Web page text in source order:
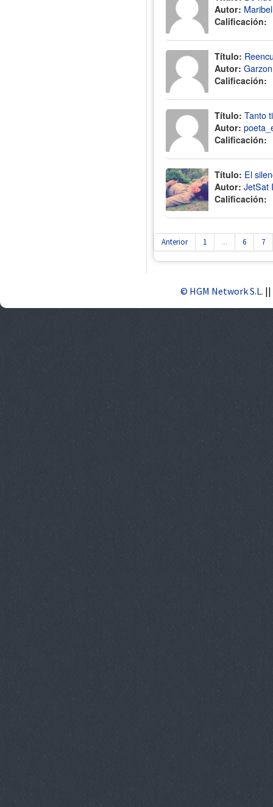
Autor:
Calificación:
Título:
Autor:
Calificación:
Título: Tanto
Autor:
Calificación:
Título: El
Autor: JetSat
Calificación:
Anterior 1 ... 6 7
© HGM Network S.L. ||